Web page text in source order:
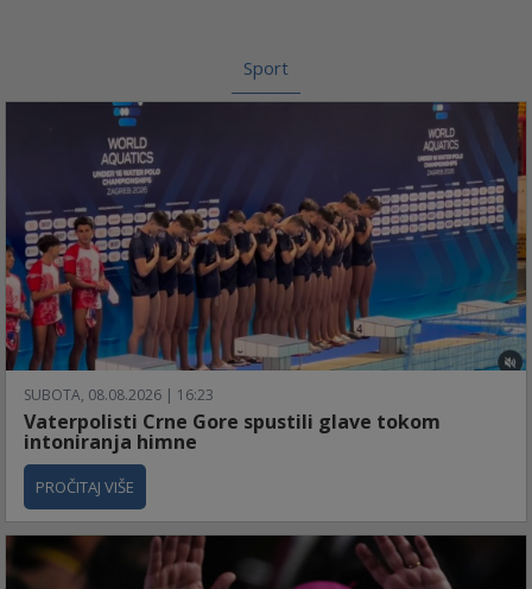
Sport
SUBOTA, 08.08.2026 | 16:23
Vaterpolisti Crne Gore spustili glave tokom
intoniranja himne
PROČITAJ VIŠE